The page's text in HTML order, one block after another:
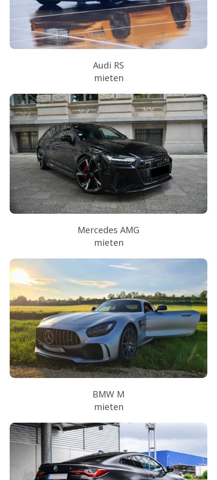
Audi RS
mieten
Mercedes AMG
mieten
BMW M
mieten